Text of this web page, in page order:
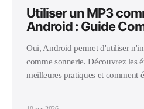
Utiliser un MP3
Android : Guide
Oui, Android permet d'utiliser
comme sonnerie. Découvrez les
meilleures pratiques et comment